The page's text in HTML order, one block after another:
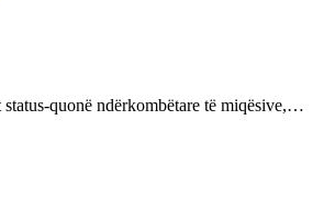
quonë ndërkombëtare të miqësive,…